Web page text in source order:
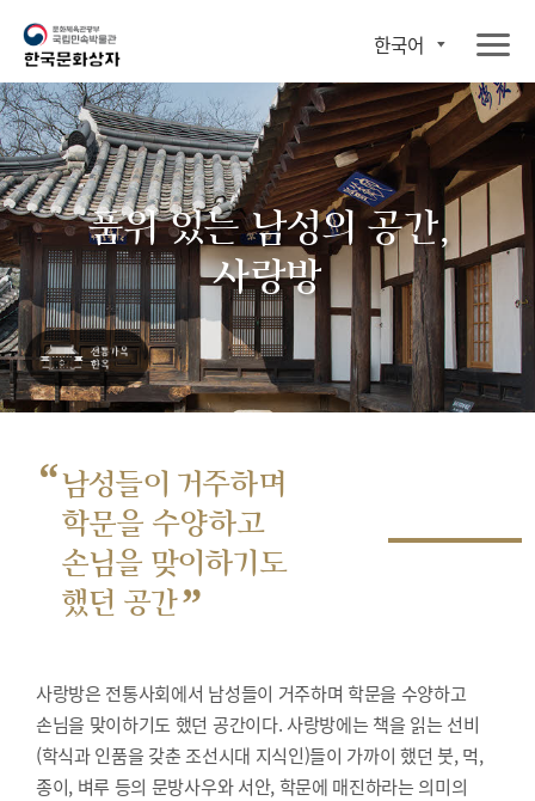
한국어
품위 있는 남성의 공간,
사랑방
“남성들이 거주하며
학문을 수양하고
손님을 맞이하기도
했던 공간”
사랑방은 전통사회에서 남성들이 거주하며 학문을 수양하고
손님을 맞이하기도 했던 공간이다. 사랑방에는 책을 읽는 선비
(학식과 인품을 갖춘 조선시대 지식인)들이 가까이 했던 붓, 먹,
종이, 벼루 등의 문방사우와 서안, 학문에 매진하라는 의미의